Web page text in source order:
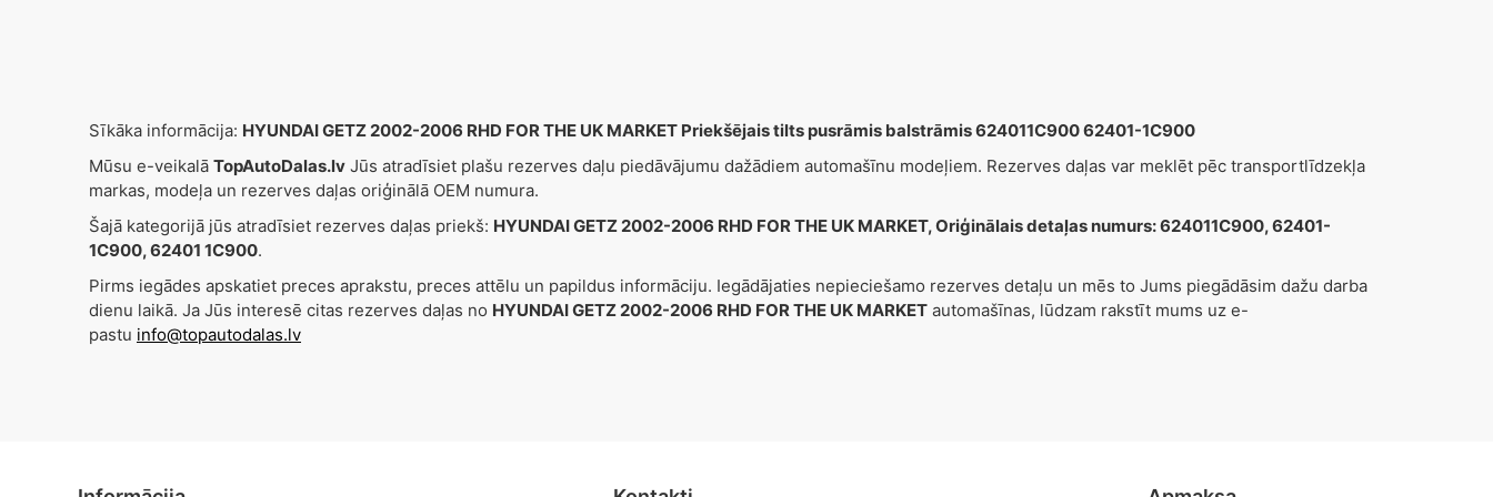
Sīkāka informācija: HYUNDAI GETZ 2002-2006 RHD FOR THE UK MARKET Priekšējais tilts pusrāmis balstrāmis 624011C900 62401-1C900
Mūsu e-veikalā TopAutoDalas.lv Jūs atradīsiet plašu rezerves daļu piedāvājumu dažādiem automašīnu modeļiem. Rezerves daļas var meklēt pēc transportlīdzekļa
markas, modeļa un rezerves daļas oriģinālā OEM numura.
Šajā kategorijā jūs atradīsiet rezerves daļas priekš: HYUNDAI GETZ 2002-2006 RHD FOR THE UK MARKET, Oriģinālais detaļas numurs: 624011C900, 62401-
1C900, 62401 1C900.
Pirms iegādes apskatiet preces aprakstu, preces attēlu un papildus informāciju. Iegādājaties nepieciešamo rezerves detaļu un mēs to Jums piegādāsim dažu darba
dienu laikā. Ja Jūs interesē citas rezerves daļas no HYUNDAI GETZ 2002-2006 RHD FOR THE UK MARKET automašīnas, lūdzam rakstīt mums uz e-
pastu info@topautodalas.lv